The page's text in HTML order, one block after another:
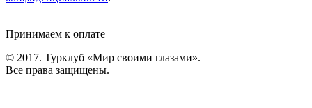
Принимаем к оплате
© 2017. Турклуб «Мир своими глазами».
Все права защищены.